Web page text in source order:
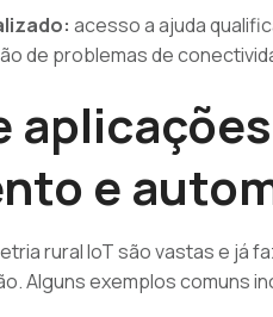
acesso a ajuda
de problemas de
e
rural IoT são vastas e já
Alguns exemplos comuns